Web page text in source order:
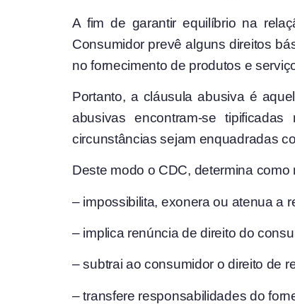
A fim de garantir equilíbrio na
Consumidor prevê alguns direitos
no fornecimento de produtos e
Portanto, a cláusula abusiva é
abusivas encontram-se
circunstâncias sejam enquadradas
Deste modo o CDC, determina como
– impossibilita, exonera ou atenua a
– implica renúncia de direito do
– subtrai ao consumidor o direito de
– transfere responsabilidades do